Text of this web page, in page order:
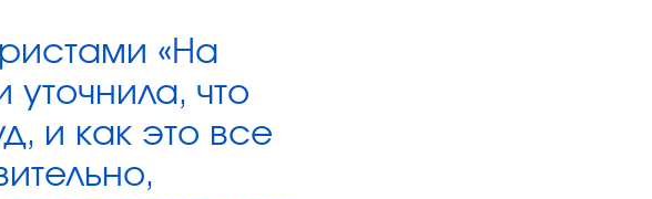
«На
уточнила, что
и как это все